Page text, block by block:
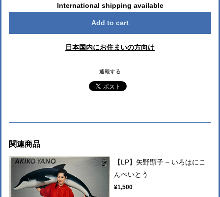
International shipping available
Add to cart
日本国内にお住まいの方向け
通報する
関連商品
【LP】矢野顕子 ‎– いろはにこ
んぺいとう
¥1,500